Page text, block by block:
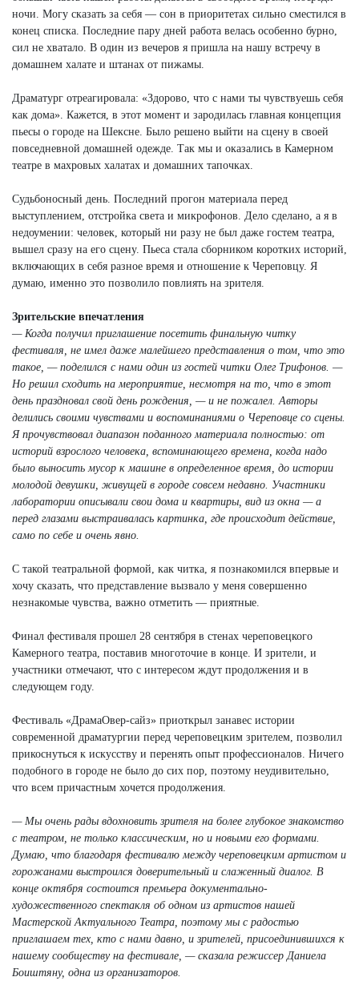
ночи. Могу сказать за себя — сон в приоритетах сильно сместился в
конец списка. Последние пару дней работа велась особенно бурно,
сил не хватало. В один из вечеров я пришла на нашу встречу в
домашнем халате и штанах от пижамы.
Драматург отреагировала: «Здорово, что с нами ты чувствуешь себя
как дома». Кажется, в этот момент и зародилась главная концепция
пьесы о городе на Шексне. Было решено выйти на сцену в своей
повседневной домашней одежде. Так мы и оказались в Камерном
театре в махровых халатах и домашних тапочках.
Судьбоносный день. Последний прогон материала перед
выступлением, отстройка света и микрофонов. Дело сделано, а я в
недоумении: человек, который ни разу не был даже гостем театра,
вышел сразу на его сцену. Пьеса стала сборником коротких историй,
включающих в себя разное время и отношение к Череповцу. Я
думаю, именно это позволило повлиять на зрителя.
Зрительские впечатления
— Когда получил приглашение посетить финальную читку
фестиваля, не имел даже малейшего представления о том, что это
такое, — поделился с нами один из гостей читки Олег Трифонов. —
Но решил сходить на мероприятие, несмотря на то, что в этот
день праздновал свой день рождения, — и не пожалел. Авторы
делились своими чувствами и воспоминаниями о Череповце со сцены.
Я прочувствовал диапазон поданного материала полностью: от
историй взрослого человека, вспоминающего времена, когда надо
было выносить мусор к машине в определенное время, до истории
молодой девушки, живущей в городе совсем недавно. Участники
лаборатории описывали свои дома и квартиры, вид из окна — а
перед глазами выстраивалась картинка, где происходит действие,
само по себе и очень явно.
С такой театральной формой, как читка, я познакомился впервые и
хочу сказать, что представление вызвало у меня совершенно
незнакомые чувства, важно отметить — приятные.
Финал фестиваля прошел 28 сентября в стенах череповецкого
Камерного театра, поставив многоточие в конце. И зрители, и
участники отмечают, что с интересом ждут продолжения и в
следующем году.
Фестиваль «ДрамаОвер-сайз» приоткрыл занавес истории
современной драматургии перед череповецким зрителем, позволил
прикоснуться к искусству и перенять опыт профессионалов. Ничего
подобного в городе не было до сих пор, поэтому неудивительно,
что всем причастным хочется продолжения.
— Мы очень рады вдохновить зрителя на более глубокое знакомство
с театром, не только классическим, но и новыми его формами.
Думаю, что благодаря фестивалю между череповецким артистом и
горожанами выстроился доверительный и слаженный диалог. В
конце октября состоится премьера документально-
художественного спектакля об одном из артистов нашей
Мастерской Актуального Театра, поэтому мы с радостью
приглашаем тех, кто с нами давно, и зрителей, присоединившихся к
нашему сообществу на фестивале, — сказала режиссер Даниела
Боиштяну, одна из организаторов.